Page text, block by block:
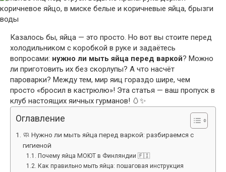
Казалось бы, яйца — это просто. Но вот вы стоите перед
холодильником с коробкой в руке и задаётесь
вопросами: нужно ли мыть яйца перед варкой? Можно
ли приготовить их без скорлупы? А что насчёт
пароварки? Между тем, мир яиц гораздо шире, чем
просто «бросил в кастрюлю»! Эта статья — ваш пропуск в
клуб настоящих яичных гурманов! 🥚✨
Оглавление
🧼 Нужно ли мыть яйца перед варкой: разбираемся с
гигиеной
Почему яйца МОЮТ в Финляндии 🇫🇮
Как правильно мыть яйца: пошаговая инструкция